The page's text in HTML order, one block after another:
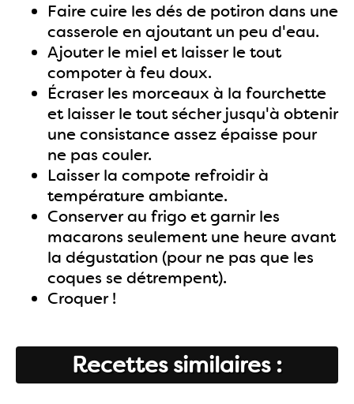
Faire cuire les dés de potiron dans une
casserole en ajoutant un peu d'eau.
Ajouter le miel et laisser le tout
compoter à feu doux.
Écraser les morceaux à la fourchette
et laisser le tout sécher jusqu'à obtenir
une consistance assez épaisse pour
ne pas couler.
Laisser la compote refroidir à
température ambiante.
Conserver au frigo et garnir les
macarons seulement une heure avant
la dégustation (pour ne pas que les
coques se détrempent).
Croquer !
Recettes similaires :